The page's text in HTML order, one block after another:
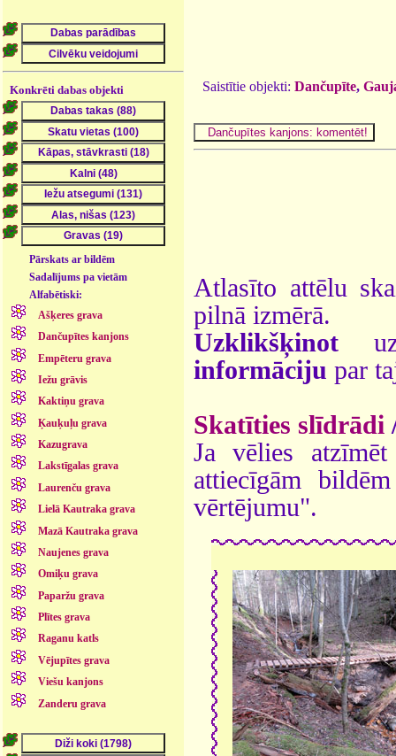
Konkrēti dabas objekti
Pārskats ar bildēm
Sadalījums pa vietām
Alfabētiski:
Ašķeres grava
Dančupītes kanjons
Empēteru grava
Iežu grāvis
Kaktiņu grava
Ķauķuļu grava
Kazugrava
Lakstīgalas grava
Laurenču grava
Lielā Kautraka grava
Mazā Kautraka grava
Naujenes grava
Omiķu grava
Paparžu grava
Plītes grava
Raganu katls
Vējupītes grava
Viešu kanjons
Zanderu grava
Saistītie objekti: Dančupīte,
Atlasīto attēlu
pilnā izmērā.
Uzklikšķinot
informāciju par
Skatīties slīdrādi
Ja vēlies
attiecīgām
vērtējumu".